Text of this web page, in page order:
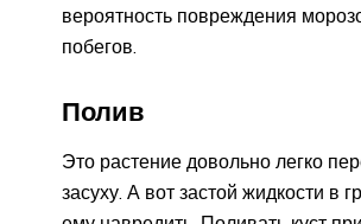
вероятность повреждения
побегов.
Полив
Это растение довольно легко
засуху. А вот застой жидкости в